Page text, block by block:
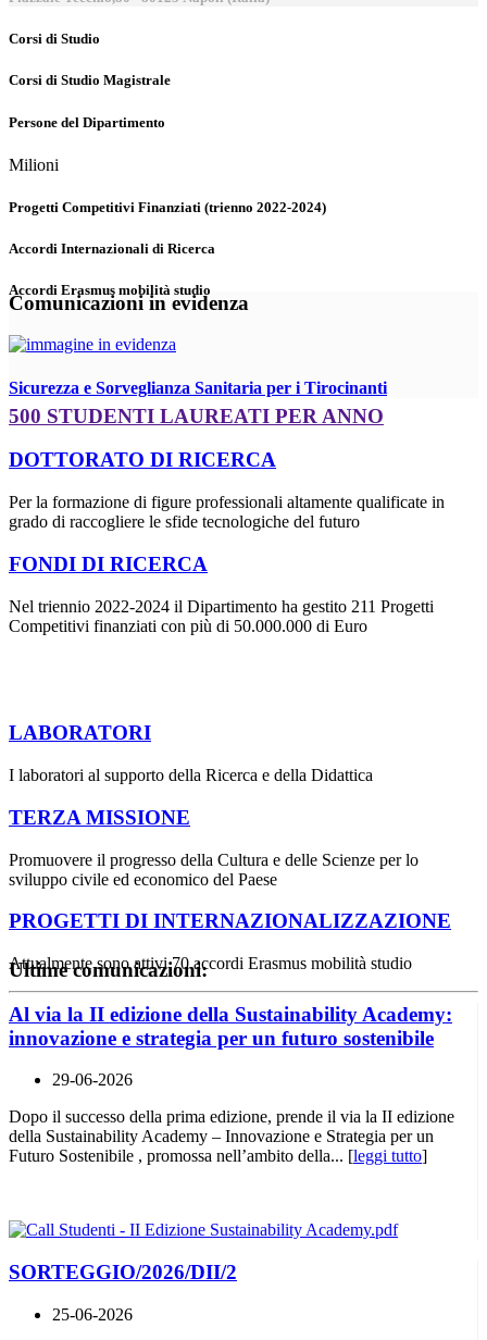
Corsi di Studio
Corsi di Studio Magistrale
Persone del Dipartimento
Milioni
Progetti Competitivi Finanziati (trienno 2022-2024)
Accordi Internazionali di Ricerca
Accordi Erasmus mobilità studio
Comunicazioni in evidenza
Sicurezza e Sorveglianza Sanitaria per i Tirocinanti
500 STUDENTI LAUREATI PER ANNO
DOTTORATO DI RICERCA
Per la formazione di figure professionali altamente qualificate in
grado di raccogliere le sfide tecnologiche del futuro
FONDI DI RICERCA
Nel triennio 2022-2024 il Dipartimento ha gestito 211 Progetti
Competitivi finanziati con più di 50.000.000 di Euro
LABORATORI
I laboratori al supporto della Ricerca e della Didattica
TERZA MISSIONE
Promuovere il progresso della Cultura e delle Scienze per lo
sviluppo civile ed economico del Paese
PROGETTI DI INTERNAZIONALIZZAZIONE
Attualmente sono attivi 70 accordi Erasmus mobilità studio
Ultime comunicazioni:
Al via la II edizione della Sustainability Academy:
innovazione e strategia per un futuro sostenibile
29-06-2026
Dopo il successo della prima edizione, prende il via la II edizione
della Sustainability Academy – Innovazione e Strategia per un
Futuro Sostenibile , promossa nell’ambito della... [leggi tutto]
SORTEGGIO/2026/DII/2
25-06-2026